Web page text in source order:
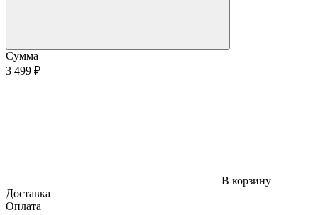
Сумма
3 499 ₽
В корзину
Доставка
Оплата